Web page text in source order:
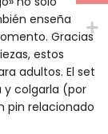
enseña
Gracias
estos
adultos. El set
y colgarla (por
pin relacionado